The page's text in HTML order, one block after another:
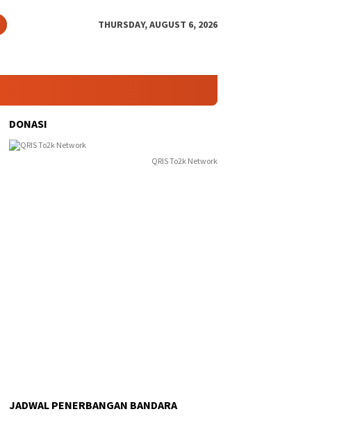
THURSDAY, AUGUST 6, 2026
DONASI
QRIS To2k Network
JADWAL PENERBANGAN BANDARA